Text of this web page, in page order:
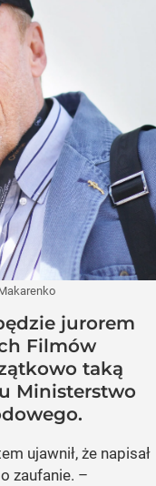
jurorem
Filmów
taką
Ministerstwo
ujawnił, że napisał
zaufanie. –